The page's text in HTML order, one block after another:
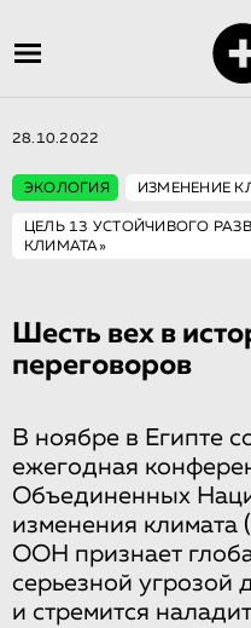
28.10.2022
ЭКОЛОГИЯ ИЗМЕНЕНИЕ
ЦЕЛЬ 13 УСТОЙЧИВОГО
КЛИМАТА»
Шесть вех в
переговоров
В ноябре в Египте
ежегодная
Объединенных
изменения климата
ООН признает
серьезной угрозой
и стремится